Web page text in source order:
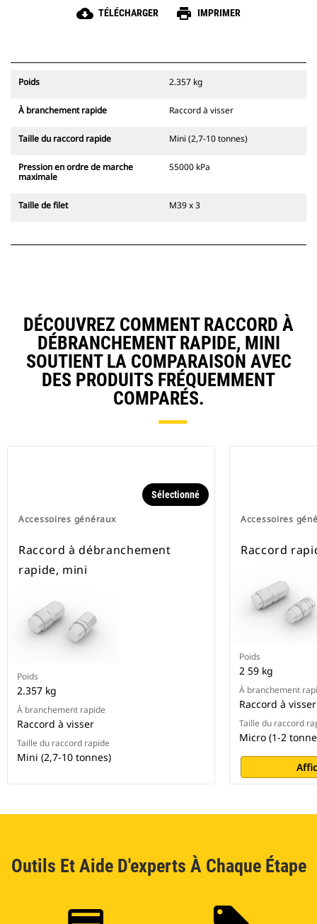
cloud_download TÉLÉCHARGER print IMPRIMER
Poids 2.357 kg
À branchement rapide Raccord à visser
Taille du raccord rapide Mini (2,7-10 tonnes)
Pression en ordre de marche
maximale
55000 kPa
Taille de filet M39 x 3
DÉCOUVREZ COMMENT RACCORD À
DÉBRANCHEMENT RAPIDE, MINI
SOUTIENT LA COMPARAISON AVEC
DES PRODUITS FRÉQUEMMENT
COMPARÉS.
Accessoires généraux
Sélectionné
Raccord à débranchement
rapide, mini
Poids
2.357 kg
À branchement rapide
Raccord à visser
Taille du raccord rapide
Mini (2,7-10 tonnes)
Accessoires
Raccord
Poids
2 59 kg
À branchement
Raccord à visser
Taille du raccord
Micro (1-2
Outils Et Aide D'experts À Chaque Étape